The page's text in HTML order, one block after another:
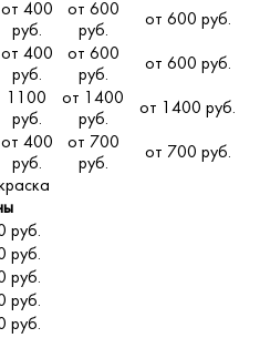
от 400
руб.
от 600
руб.
от 600 руб.
от 400
руб.
от 600
руб.
от 600 руб.
1100
руб.
от 1400
руб.
от 1400 руб.
от 400
руб.
от 700
руб.
от 700 руб.
руб.
руб.
руб.
руб.
руб.